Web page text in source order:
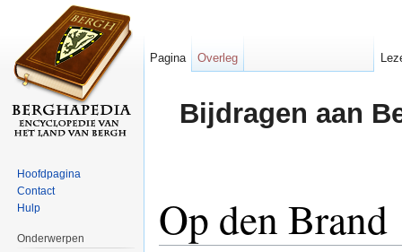
Bijdragen aan
Op den Brand
Pagina Overleg
Hoofdpagina
Contact
Hulp
Onderwerpen